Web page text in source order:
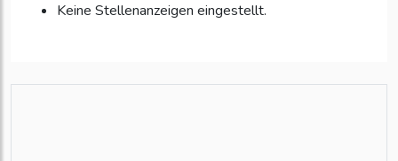
Keine Stellenanzeigen eingestellt.